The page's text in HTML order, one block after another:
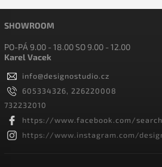
SHOWROOM
PO-PÁ 9.00 - 18.00 SO 9.00 - 12.00
Karel Vacek
info@designostudio.cz
605334326, 226220008
732232010
https://www.facebook.com/
https://www.instagram.com/